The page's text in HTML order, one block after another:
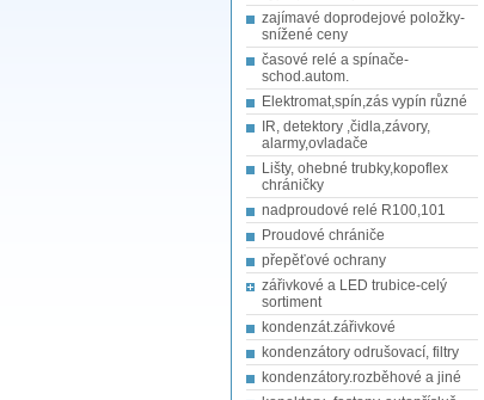
zajímavé doprodejové položky-
snížené ceny
časové relé a spínače-
schod.autom.
Elektromat,spín,zás vypín různé
IR, detektory ,čidla,závory,
alarmy,ovladače
Lišty, ohebné trubky,kopoflex
chráničky
nadproudové relé R100,101
Proudové chrániče
přepěťové ochrany
zářivkové a LED trubice-celý
sortiment
kondenzát.zářivkové
kondenzátory odrušovací, filtry
kondenzátory.rozběhové a jiné